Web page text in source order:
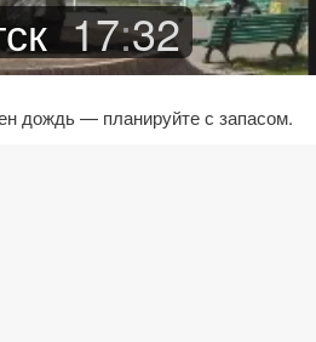
17:32
дождь — планируйте с запасом.